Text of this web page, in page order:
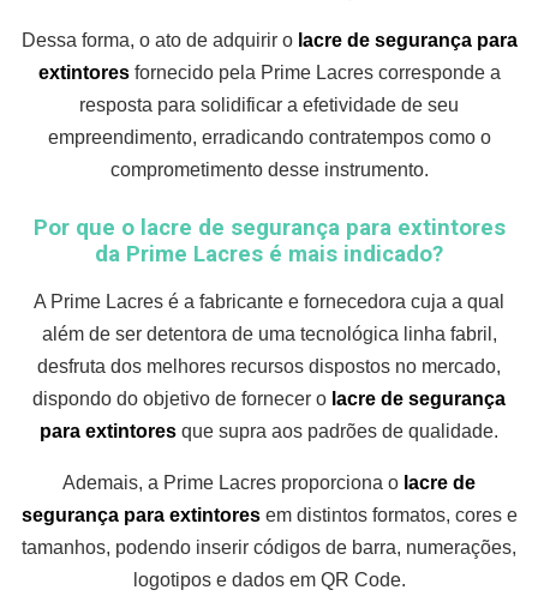
Dessa forma, o ato de adquirir o lacre de segurança para
extintoresfornecido pela Prime Lacres corresponde a
resposta para solidificar a efetividade de seu
empreendimento, erradicando contratempos como o
comprometimento desse instrumento.
Por que o lacre de segurança para extintores
da Prime Lacres é mais indicado?
A Prime Lacres é a fabricante e fornecedora cuja a qual
além de ser detentora de uma tecnológica linha fabril,
desfruta dos melhores recursos dispostos no mercado,
dispondo do objetivo de fornecer o lacre de segurança
para extintores que supra aos padrões de qualidade.
Ademais, a Prime Lacres proporciona o lacre de
segurança para extintoresem distintos formatos, cores e
tamanhos, podendo inserir códigos de barra, numerações,
logotipos e dados em QR Code.